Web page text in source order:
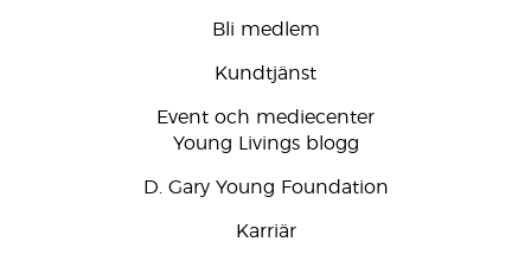
Bli medlem
Kundtjänst
Event och mediecenter
Young Livings blogg
D. Gary Young Foundation
Karriär